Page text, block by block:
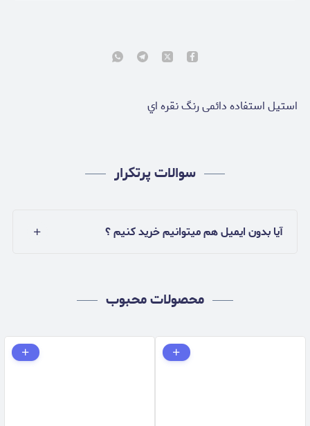
استیل استفاده دائمی رنگ نقره اي
سوالات پرتکرار
آیا بدون ایمیل هم میتوانیم خرید کنیم ؟
محصولات محبوب